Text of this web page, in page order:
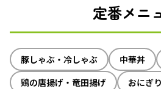
定番メニ
豚しゃぶ・冷しゃぶ 中華丼
鶏の唐揚げ・竜田揚げ
おにぎ